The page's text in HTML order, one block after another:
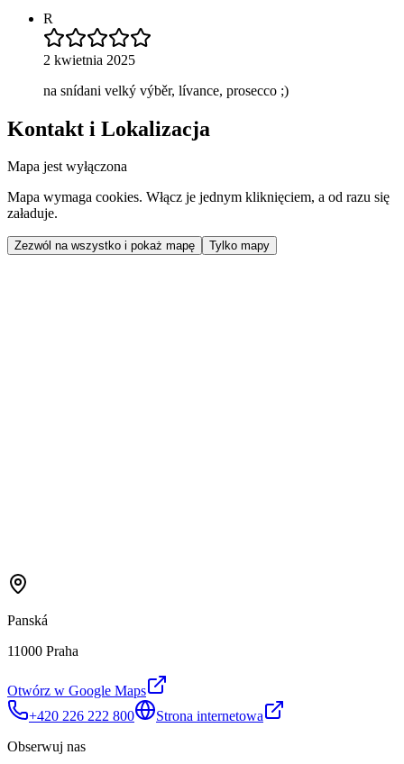
R
2 kwietnia 2025
na snídani velký výběr, lívance, prosecco ;)
Kontakt i Lokalizacja
Mapa jest wyłączona
Mapa wymaga cookies. Włącz je jednym kliknięciem, a od razu się
załaduje.
Zezwól na wszystko i pokaż mapę Tylko mapy
Panská
11000 Praha
Otwórz w Google Maps
+420 226 222 800
Strona internetowa
Obserwuj nas